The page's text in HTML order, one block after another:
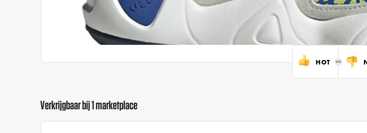
HOT
Verkrijgbaar bij 1 marketplace